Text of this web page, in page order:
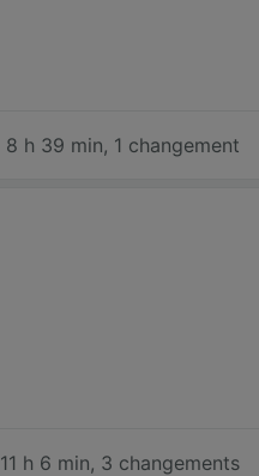
8 h 39 min, 1 changement
11 h 6 min, 3 changements